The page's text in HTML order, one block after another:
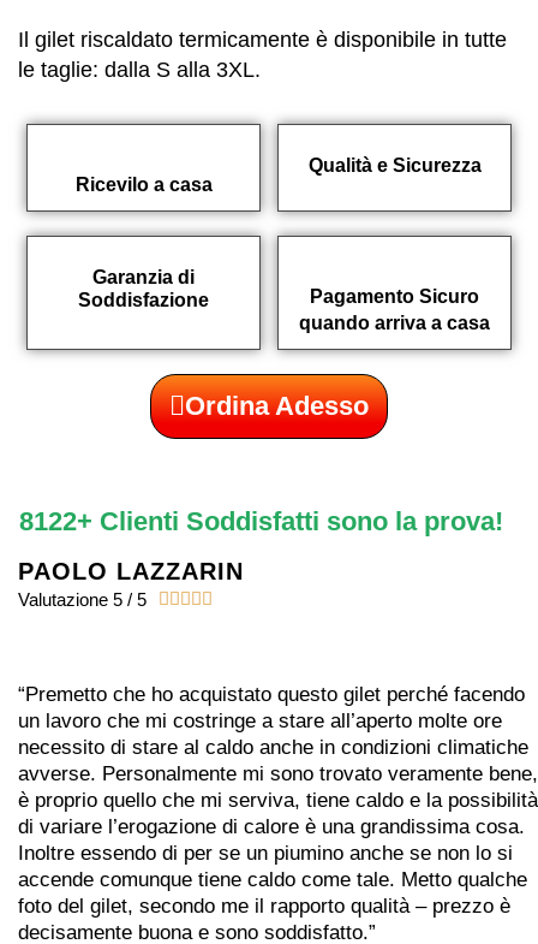
Il gilet riscaldato termicamente è disponibile in tutte
le taglie: dalla S alla 3XL.
Ricevilo a casa
Qualità e Sicurezza
Garanzia di
Soddisfazione
Pagamento Sicuro
quando arriva a casa
Ordina Adesso
8122+ Clienti Soddisfatti sono la prova!
PAOLO LAZZARIN
Valutazione 5 / 5     
“Premetto che ho acquistato questo gilet perché facendo
un lavoro che mi costringe a stare all’aperto molte ore
necessito di stare al caldo anche in condizioni climatiche
avverse. Personalmente mi sono trovato veramente bene,
è proprio quello che mi serviva, tiene caldo e la possibilità
di variare l’erogazione di calore è una grandissima cosa.
Inoltre essendo di per se un piumino anche se non lo si
accende comunque tiene caldo come tale. Metto qualche
foto del gilet, secondo me il rapporto qualità – prezzo è
decisamente buona e sono soddisfatto.”